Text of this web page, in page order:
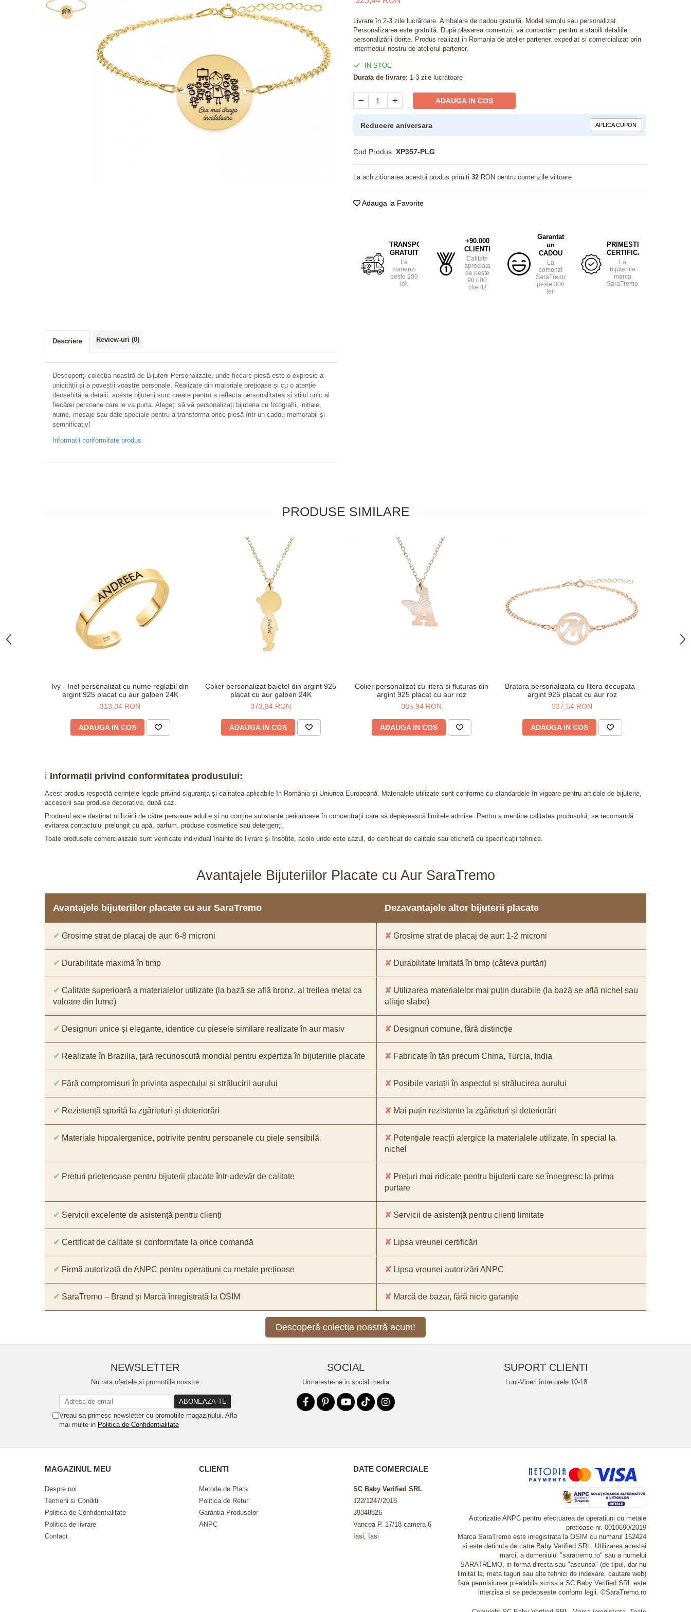
Bijuterii pentru barbati
Livrare în 2-3 zile lucrătoare. Ambalare de cadou gratuită. Model simplu sau personalizat.
Personalizarea este gratuită. După plasarea comenzii, vă contactăm pentru a stabili detaliile
personalizării dorite. Produs realizat in Romania de atelier partener, expediat si comercializat prin
intermediul nostru de atelierul partener.
IN STOC
Durata de livrare: 1-3 zile lucratoare
ADAUGA IN COS
Reducere aniversara APLICA CUPON
Cod Produs: XP357-PLG
La achizitionarea acestui produs primiti 32 RON pentru comenzile viitoare
Adauga la Favorite
TRANSPORT
GRATUIT
La
comenzi
peste 200
lei.
+90.000
CLIENTI
Calitate
apreciata
de peste
90.000
clienti!
Garantat
un
CADOU
La
comenzi
SaraTremo
peste 300
lei!
PRIMESTI
CERTIFICAT
La
bijuteriile
marca
SaraTremo.
Descriere Review-uri (0)
Descoperiți colecția noastră de Bijuterii Personalizate, unde fiecare piesă este o expresie a
unicității și a poveștii voastre personale. Realizate din materiale prețioase și cu o atenție
deosebită la detalii, aceste bijuterii sunt create pentru a reflecta personalitatea și stilul unic al
fiecărei persoane care le va purta. Alegeți să vă personalizați bijuteria cu fotografii, inițiale,
nume, mesaje sau date speciale pentru a transforma orice piesă într-un cadou memorabil și
semnificativ!
Informatii conformitate produs
PRODUSE SIMILARE
Ivy - Inel personalizat cu nume reglabil din
argint 925 placat cu aur galben 24K
313,34 RON
ADAUGA IN COS
Colier personalizat baietel din argint 925
placat cu aur galben 24K
373,84 RON
ADAUGA IN COS
Colier personalizat cu litera si fluturas din
argint 925 placat cu aur roz
385,94 RON
ADAUGA IN COS
Bratara personalizata cu litera decupata -
argint 925 placat cu aur roz
337,54 RON
ADAUGA IN COS
ℹ️ Informații privind conformitatea produsului:
Acest produs respectă cerințele legale privind siguranța și calitatea aplicabile în România și Uniunea Europeană. Materialele utilizate sunt conforme cu standardele în vigoare pentru articole de bijuterie,
accesorii sau produse decorative, după caz.
Produsul este destinat utilizării de către persoane adulte și nu conține substanțe periculoase în concentrații care să depășească limitele admise. Pentru a menține calitatea produsului, se recomandă
evitarea contactului prelungit cu apă, parfum, produse cosmetice sau detergenți.
Toate produsele comercializate sunt verificate individual înainte de livrare și însoțite, acolo unde este cazul, de certificat de calitate sau etichetă cu specificații tehnice.
Avantajele Bijuteriilor Placate cu Aur SaraTremo
Avantajele bijuteriilor placate cu aur SaraTremo Dezavantajele altor bijuterii placate
✔ Grosime strat de placaj de aur: 6-8 microni ✘ Grosime strat de placaj de aur: 1-2 microni
✔ Durabilitate maximă în timp ✘ Durabilitate limitată în timp (câteva purtări)
✔ Calitate superioară a materialelor utilizate (la bază se află bronz, al treilea metal ca
valoare din lume)
✘ Utilizarea materialelor mai puțin durabile (la bază se află nichel sau
aliaje slabe)
✔ Designuri unice și elegante, identice cu piesele similare realizate în aur masiv ✘ Designuri comune, fără distincție
✔ Realizate în Brazilia, țară recunoscută mondial pentru expertiza în bijuteriile placate ✘ Fabricate în țări precum China, Turcia, India
✔ Fără compromisuri în privința aspectului și strălucirii aurului ✘ Posibile variații în aspectul și strălucirea aurului
✔ Rezistență sporită la zgârieturi și deteriorări ✘ Mai puțin rezistente la zgârieturi și deteriorări
✔ Materiale hipoalergenice, potrivite pentru persoanele cu piele sensibilă ✘ Potențiale reacții alergice la materialele utilizate, în special la
nichel
✔ Prețuri prietenoase pentru bijuterii placate într-adevăr de calitate ✘ Prețuri mai ridicate pentru bijuterii care se înnegresc la prima
purtare
✔ Servicii excelente de asistență pentru clienți ✘ Servicii de asistență pentru clienți limitate
✔ Certificat de calitate și conformitate la orice comandă ✘ Lipsa vreunei certificări
✔ Firmă autorizată de ANPC pentru operațiuni cu metale prețioase ✘ Lipsa vreunei autorizări ANPC
✔ SaraTremo – Brand și Marcă înregistrată la OSIM ✘ Marcă de bazar, fără nicio garanție
Descoperă colecția noastră acum!
NEWSLETTER
Nu rata ofertele si promotiile noastre
Vreau sa primesc newsletter cu promotiile magazinului. Afla
mai multe in Politica de Confidentialitate
SOCIAL
Urmareste-ne in social media
SUPORT CLIENTI
Luni-Vineri între orele 10-18
MAGAZINUL MEU
Despre noi
Termeni si Conditii
Politica de Confidentialitate
Politica de livrare
Contact
CLIENTI
Metode de Plata
Politica de Retur
Garantia Produselor
ANPC
DATE COMERCIALE
SC Baby Verified SRL
J22/1247/2018
39348826
Vancea P. 17/18 camera 6
Iasi, Iasi
Autorizatie ANPC pentru efectuarea de operatiuni cu metale
pretioase nr. 0010690/2019
Marca SaraTremo este inregistrata la OSIM cu numarul 162424
si este detinuta de catre Baby Verified SRL. Utilizarea acestei
marci, a domeniului "saratremo.ro" sau a numelui
SARATREMO, in forma directa sau "ascunsa" (de tipul, dar nu
limitat la, meta taguri sau alte tehnici de indexare, cautare web)
fara permisiunea prealabila scrisa a SC Baby Verified SRL este
interzisa si se pedepseste conform legii. ©SaraTremo.ro